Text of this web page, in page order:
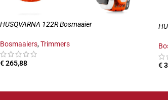
HUSQVARNA 122R Bosmaaier
Bosmaaiers,Trimmers
€265,88 €